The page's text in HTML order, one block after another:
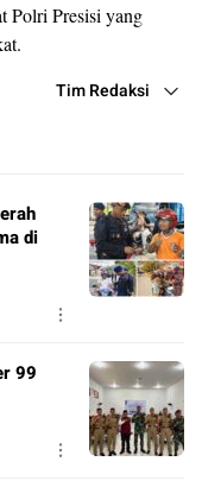
Polri Presisi yang
Tim Redaksi
di
99